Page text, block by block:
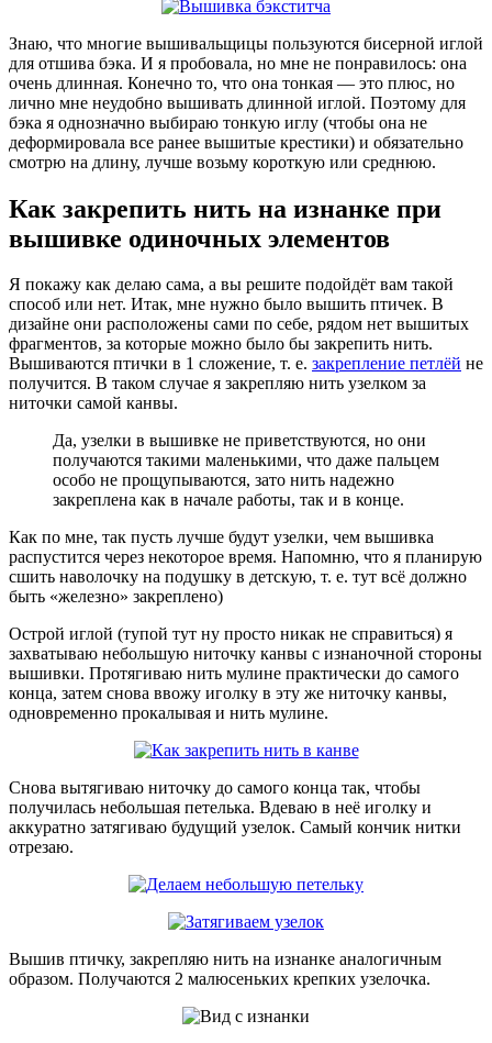
Знаю, что многие вышивальщицы пользуются бисерной иглой
для отшива бэка. И я пробовала, но мне не понравилось: она
очень длинная. Конечно то, что она тонкая — это плюс, но
лично мне неудобно вышивать длинной иглой. Поэтому для
бэка я однозначно выбираю тонкую иглу (чтобы она не
деформировала все ранее вышитые крестики) и обязательно
смотрю на длину, лучше возьму короткую или среднюю.
Как закрепить нить на изнанке при
вышивке одиночных элементов
Я покажу как делаю сама, а вы решите подойдёт вам такой
способ или нет. Итак, мне нужно было вышить птичек. В
дизайне они расположены сами по себе, рядом нет вышитых
фрагментов, за которые можно было бы закрепить нить.
Вышиваются птички в 1 сложение, т. е. закрепление петлёй не
получится. В таком случае я закрепляю нить узелком за
ниточки самой канвы.
Да, узелки в вышивке не приветствуются, но они
получаются такими маленькими, что даже пальцем
особо не прощупываются, зато нить надежно
закреплена как в начале работы, так и в конце.
Как по мне, так пусть лучше будут узелки, чем вышивка
распустится через некоторое время. Напомню, что я планирую
сшить наволочку на подушку в детскую, т. е. тут всё должно
быть «железно» закреплено)
Острой иглой (тупой тут ну просто никак не справиться) я
захватываю небольшую ниточку канвы с изнаночной стороны
вышивки. Протягиваю нить мулине практически до самого
конца, затем снова ввожу иголку в эту же ниточку канвы,
одновременно прокалывая и нить мулине.
Снова вытягиваю ниточку до самого конца так, чтобы
получилась небольшая петелька. Вдеваю в неё иголку и
аккуратно затягиваю будущий узелок. Самый кончик нитки
отрезаю.
Вышив птичку, закрепляю нить на изнанке аналогичным
образом. Получаются 2 малюсеньких крепких узелочка.